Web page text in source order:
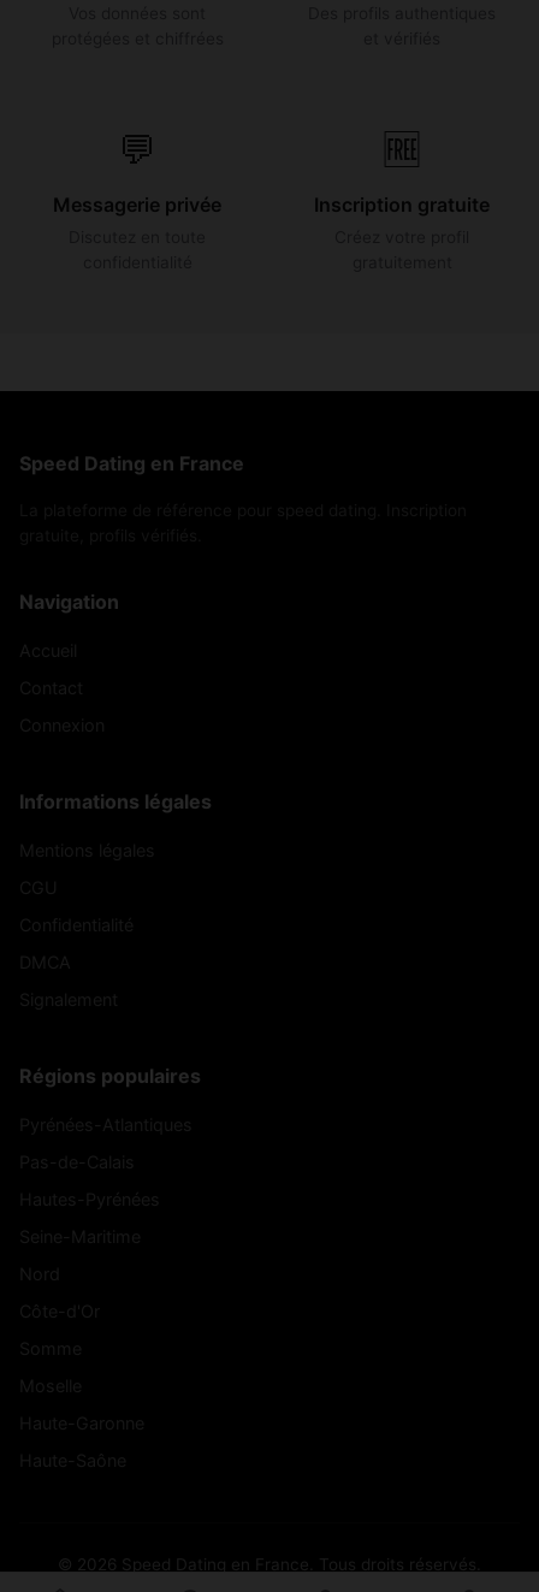
💬
Messagerie privée
🆓
Inscription gratuite
Speed Dating en France
Navigation
Informations légales
Régions populaires
© 2026 Speed Dating en France. Tous droits réservés.